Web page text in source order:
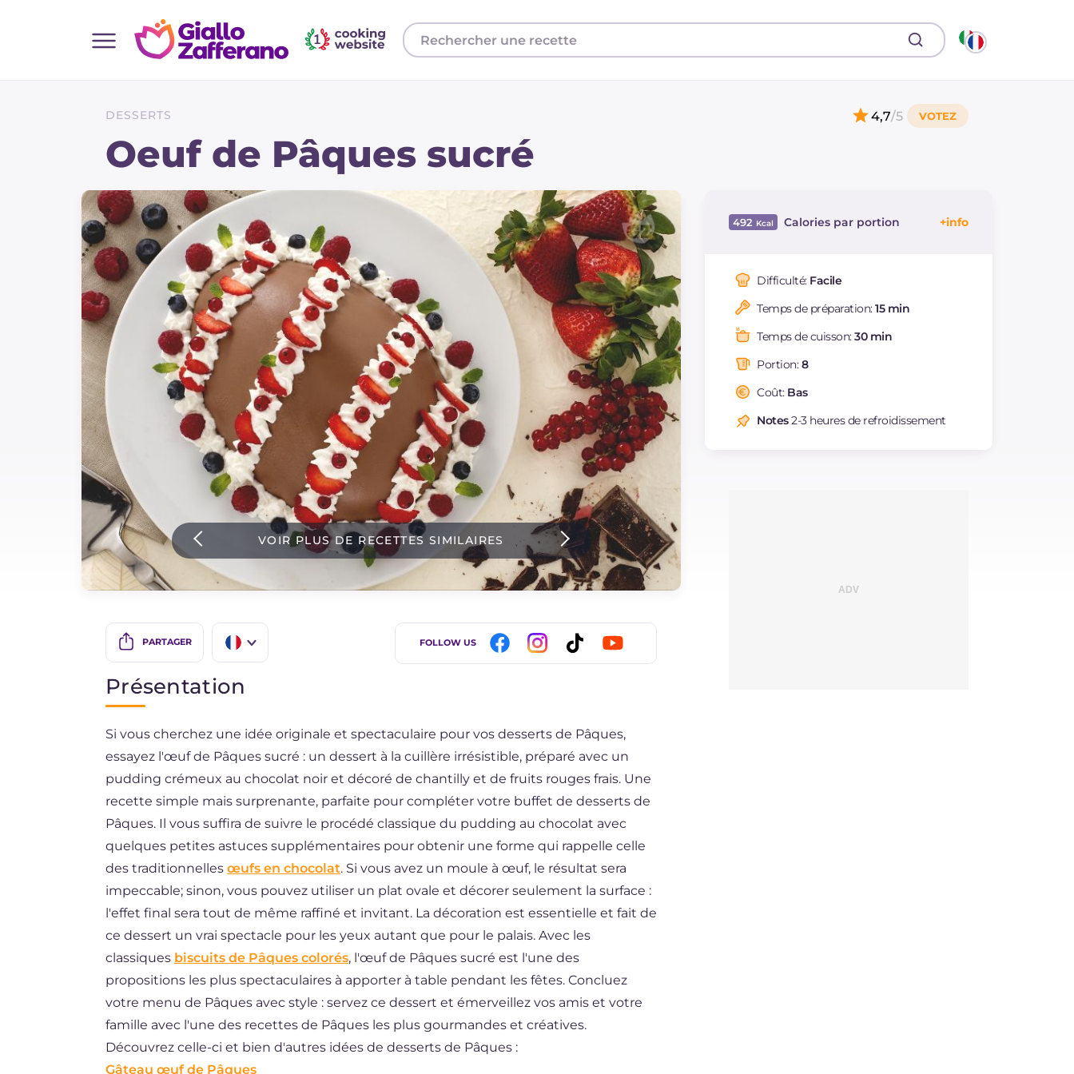
Toutes les recettes
Plats principaux
Boissons et rafraîchissements
Accompagnement
Pizzas et focaccia
Gateaux et patisserie
Dernieres recettes
IT Website
Instagram
YouTube
DESSERTS
Oeuf de Pâques sucré
4,7/5
VOIR PLUS DE RECETTES SIMILAIRES
PARTAGER
ES
BR
NL
FOLLOW US
492 Calories par portion
Dont sucres
Protéine g
Graisses
saturés
Fibre
Cholestérol
Sodium mg
Difficulté: Facile
Temps de préparation:15 min
Temps de cuisson:30 min
Portion:8
Coût: Bas
Notes2-3 heures de refroidissement
Présentation
Si vous cherchez une idée originale et spectaculaire pour vos desserts de Pâques,
essayez l'œuf de Pâques sucré : un dessert à la cuillère irrésistible, préparé avec un
pudding crémeux au chocolat noir et décoré de chantilly et de fruits rouges frais. Une
recette simple mais surprenante, parfaite pour compléter votre buffet de desserts de
Pâques. Il vous suffira de suivre le procédé classique du pudding au chocolat avec
quelques petites astuces supplémentaires pour obtenir une forme qui rappelle celle
des traditionnelles œufs en chocolat. Si vous avez un moule à œuf, le résultat sera
impeccable; sinon, vous pouvez utiliser un plat ovale et décorer seulement la surface :
l'effet final sera tout de même raffiné et invitant. La décoration est essentielle et fait de
ce dessert un vrai spectacle pour les yeux autant que pour le palais. Avec les
classiques biscuits de Pâques colorés, l'œuf de Pâques sucré est l'une des
propositions les plus spectaculaires à apporter à table pendant les fêtes. Concluez
votre menu de Pâques avec style : servez ce dessert et émerveillez vos amis et votre
famille avec l'une des recettes de Pâques les plus gourmandes et créatives.
Découvrez celle-ci et bien d'autres idées de desserts de Pâques :
Gâteau œuf de Pâques